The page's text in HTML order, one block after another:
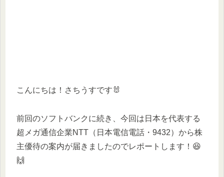
こんにちは！さちうすです🐰
前回のソフトバンクに続き、今回は日本を代表する
超メガ通信企業NTT（日本電信電話・9432）から株
主優待の案内が届きましたのでレポートします！😆
🙌